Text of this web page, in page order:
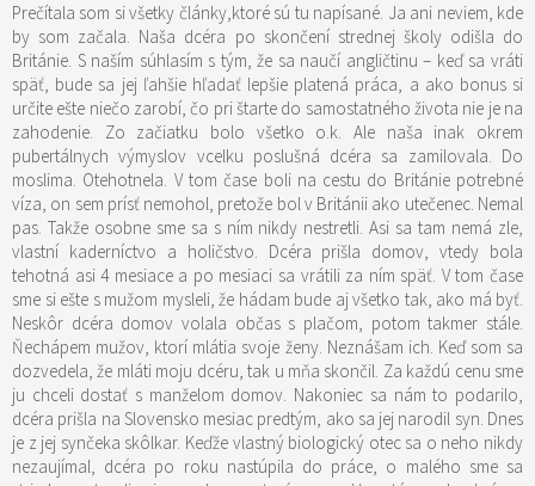
Prečítala som si všetky články,ktoré sú tu napísané. Ja ani neviem, kde
by som začala. Naša dcéra po skončení strednej školy odišla do
Británie. S naším súhlasím s tým, že sa naučí angličtinu – keď sa vráti
späť, bude sa jej ľahšie hľadať lepšie platená práca, a ako bonus si
určite ešte niečo zarobí, čo pri štarte do samostatného života nie je na
zahodenie. Zo začiatku bolo všetko o.k. Ale naša inak okrem
pubertálnych výmyslov vcelku poslušná dcéra sa zamilovala. Do
moslima. Otehotnela. V tom čase boli na cestu do Británie potrebné
víza, on sem prísť nemohol, pretože bol v Británii ako utečenec. Nemal
pas. Takže osobne sme sa s ním nikdy nestretli. Asi sa tam nemá zle,
vlastní kaderníctvo a holičstvo. Dcéra prišla domov, vtedy bola
tehotná asi 4 mesiace a po mesiaci sa vrátili za ním späť. V tom čase
sme si ešte s mužom mysleli, že hádam bude aj všetko tak, ako má byť.
Neskôr dcéra domov volala občas s plačom, potom takmer stále.
Ňechápem mužov, ktorí mlátia svoje ženy. Neznášam ich. Keď som sa
dozvedela, že mláti moju dcéru, tak u mňa skončil. Za každú cenu sme
ju chceli dostať s manželom domov. Nakoniec sa nám to podarilo,
dcéra prišla na Slovensko mesiac predtým, ako sa jej narodil syn. Dnes
je z jej synčeka skôlkar. Keďže vlastný biologický otec sa o neho nikdy
nezaujímal, dcéra po roku nastúpila do práce, o malého sme sa